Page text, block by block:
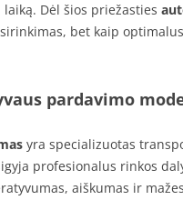
Dėl šios priežasties
bet kaip
pardavimo
yra specializuotas
profesionalus rinkos
aiškumas ir